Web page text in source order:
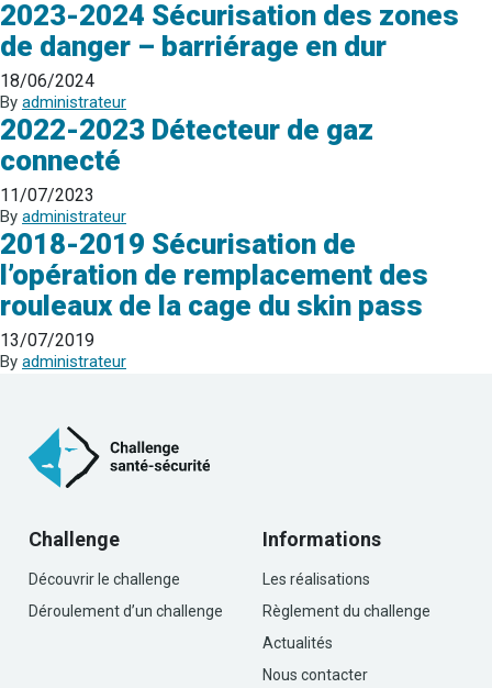
2023-2024 Sécurisation des zones
de danger – barriérage en dur
18/06/2024
By administrateur
2022-2023 Détecteur de gaz
connecté
11/07/2023
By administrateur
2018-2019 Sécurisation de
l’opération de remplacement des
rouleaux de la cage du skin pass
13/07/2019
By administrateur
Challenge
Découvrir le challenge
Déroulement d’un challenge
Informations
Les réalisations
Règlement du challenge
Actualités
Nous contacter